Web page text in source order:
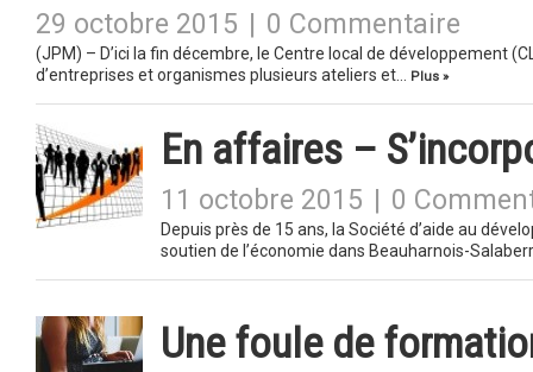
29 octobre 2015 0 Commentaire
(JPM) – D’ici la fin décembre, le Centre local de développement
d’entreprises et organismes plusieurs ateliers et…
Plus »
En affaires –
11 octobre 2015 0
Depuis près de 15 ans, la Société d’aide au
soutien de l’économie dans Beauharnois-
Une foule de